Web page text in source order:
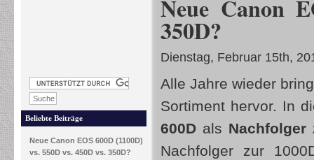
Beliebte Beiträge
Neue Canon EOS 600D (1100D)
vs. 550D vs. 450D vs. 350D?
Neue Canon
350D?
Dienstag, Februar 15th,
Alle Jahre wieder
Sortiment hervor. In
600D als Nachfolger
Nachfolger zur